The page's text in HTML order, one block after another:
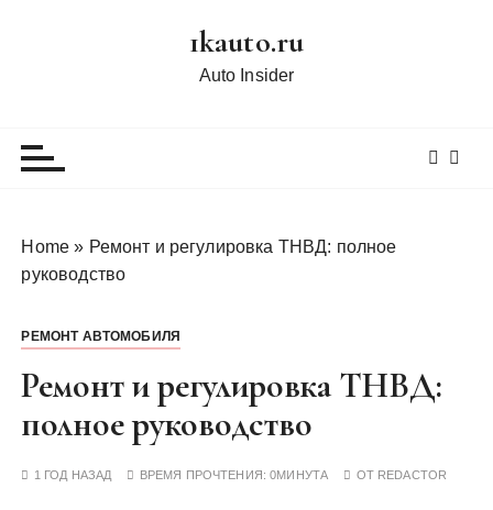
1kauto.ru
Auto Insider
Home » Ремонт и регулировка ТНВД: полное
руководство
РЕМОНТ АВТОМОБИЛЯ
Ремонт и регулировка ТНВД:
полное руководство
1 ГОД НАЗАД ВРЕМЯ ПРОЧТЕНИЯ:0МИНУТА ОТ REDACTOR